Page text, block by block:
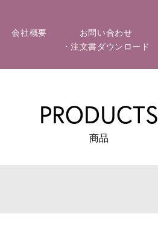
会社概要
お問い合わせ
・注文書ダウンロード
PRODUCTS
商品